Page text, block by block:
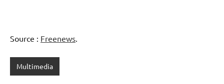
Source : Freenews
Multimedia